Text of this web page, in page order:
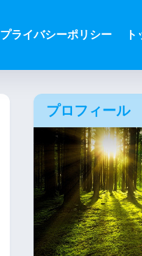
プライバシーポリシー
プロフィール